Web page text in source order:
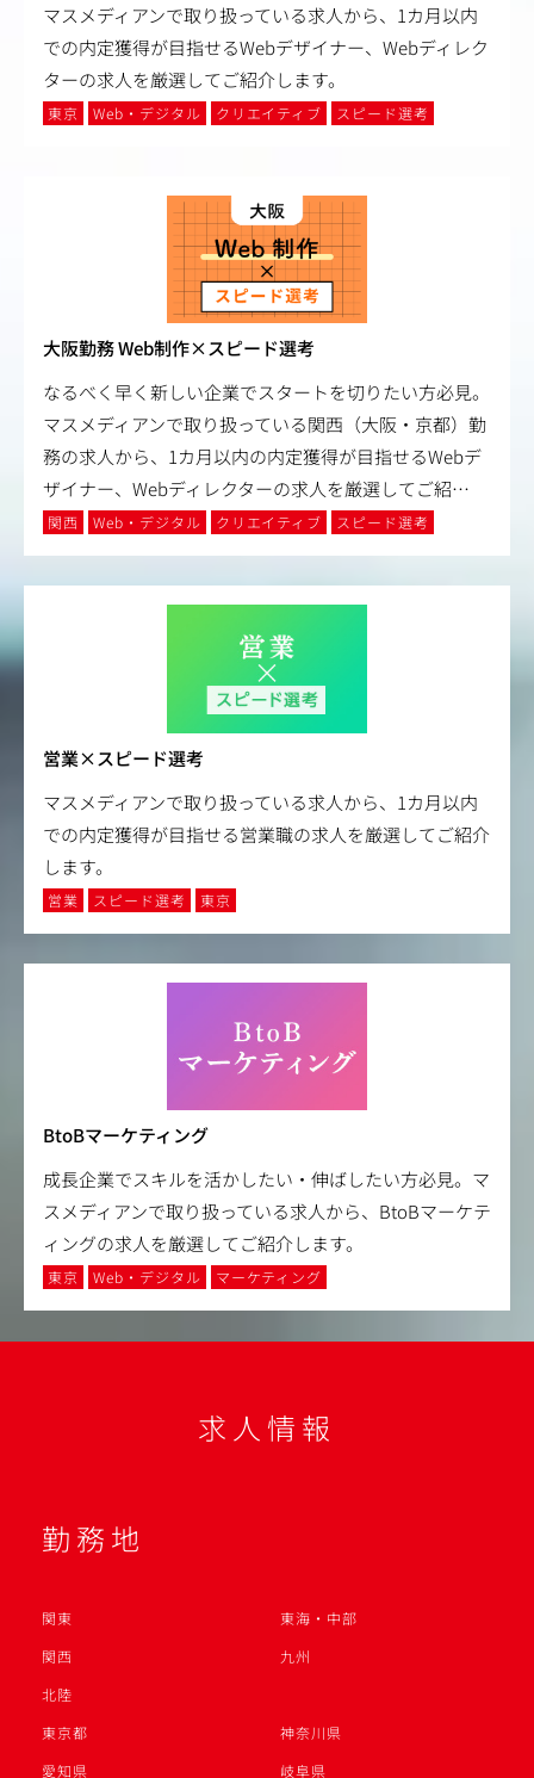
マスメディアンで取り扱っている求人から、1カ月以内
での内定獲得が目指せるWebデザイナー、Webディレク
ターの求人を厳選してご紹介します。
東京 Web・デジタル クリエイティブ スピード選考
大阪勤務 Web制作×スピード選考
なるべく早く新しい企業でスタートを切りたい方必見。
マスメディアンで取り扱っている関西（大阪・京都）勤
務の求人から、1カ月以内の内定獲得が目指せるWebデ
ザイナー、Webディレクターの求人を厳選してご紹…
関西 Web・デジタル クリエイティブ スピード選考
営業×スピード選考
マスメディアンで取り扱っている求人から、1カ月以内
での内定獲得が目指せる営業職の求人を厳選してご紹介
します。
営業 スピード選考 東京
BtoBマーケティング
成長企業でスキルを活かしたい・伸ばしたい方必見。マ
スメディアンで取り扱っている求人から、BtoBマーケテ
ィングの求人を厳選してご紹介します。
東京 Web・デジタル マーケティング
求人情報
勤務地
関東
東海・中部
関西
九州
北陸
東京都
神奈川県
愛知県
岐阜県